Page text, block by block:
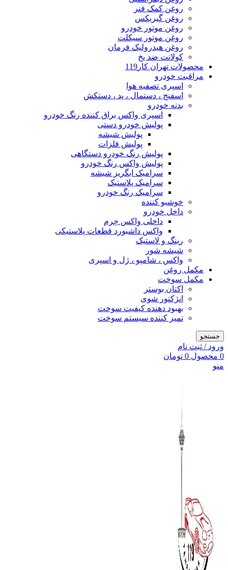
روغن کمک فنر
روغن گیربکس
روغن موتور خودرو
روغن موتور سیکلت
روغن هیدرولیک فرمان
کولانت ضد یخ
محصولات تهران کار119
مراقبت خودرو
اسپری تصفیه هوا
اسفنج ، دستمال ، پد ، دستکش
بدنه خودرو
اسپری واکس براق کننده رنگ خودرو
پولیش خودرو دستی
پولیش شیشه
پولیش فلزات
پولیش رنگ خودرو دستگاهی
پولیش واکس رنگ خودرو
سرامیک ابگریز شیشه
سرامیک پلاستیک
سرامیک رنگ خودرو
خوشبو کننده
داخل خودرو
داخلی واکس چرم
واکس داشبورد قطعات پلاستیکی
رینگ و لاستیک
شیشه شور
واکس ، شامپو ، ژل و اسپری
مکمل روغن
مکمل سوخت
اکتان بوستر
انژکتور شوی
بهبود دهنده کیفیت سوخت
تمیز کننده سیستم سوخت
جستجو
ورود / ثبت نام
0 محصول 0 تومان
منو